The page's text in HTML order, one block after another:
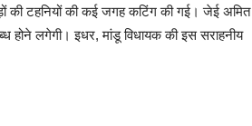
की टहनियों की कई जगह कटिंग की गई। जेई अमित
होने लगेगी। इधर, मांडू विधायक की इस सराहनीय